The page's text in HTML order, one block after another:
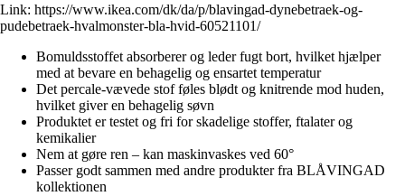
Link: https://www.ikea.com/dk/da/p/blavingad-dynebetraek-og-
pudebetraek-hvalmonster-bla-hvid-60521101/
Bomuldsstoffet absorberer og leder fugt bort, hvilket hjælper
med at bevare en behagelig og ensartet temperatur
Det percale-vævede stof føles blødt og knitrende mod huden,
hvilket giver en behagelig søvn
Produktet er testet og fri for skadelige stoffer, ftalater og
kemikalier
Nem at gøre ren – kan maskinvaskes ved 60°
Passer godt sammen med andre produkter fra BLÅVINGAD
kollektionen